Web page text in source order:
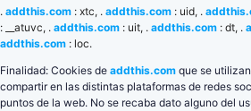
. addthis.com : xtc, . addthis.com : uid, .
: __atuvc, . addthis.com : uit, . addthis.com : dt, .
addthis.com : loc.
Finalidad: Cookies de addthis.com que se
compartir en las distintas plataformas de redes
puntos de la web. No se recaba dato alguno del